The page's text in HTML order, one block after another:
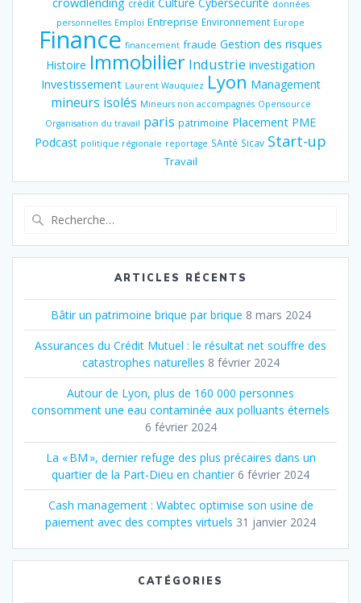
crédit
données
personnelles Emploi Entreprise Environnement Europe
Finance financement fraude Gestion des risques
Histoire Immobilier Industrie investigation
Investissement Laurent Wauquiez Lyon Management
mineurs isolés Mineurs non accompagnés Opensource
Organisation du travail paris patrimoine Placement PME
Podcast politique régionale reportage SAnté Sicav Start-up
Travail
:
ARTICLES RÉCENTS
Bâtir un patrimoine brique par brique 8 mars 2024
Assurances du Crédit Mutuel : le résultat net souffre des
catastrophes naturelles 8 février 2024
Autour de Lyon, plus de 160 000 personnes
consomment une eau contaminée aux polluants éternels
6 février 2024
La « BM », dernier refuge des plus précaires dans un
quartier de la Part‐Dieu en chantier 6 février 2024
Cash management : Wabtec optimise son usine de
paiement avec des comptes virtuels 31 janvier 2024
CATÉGORIES